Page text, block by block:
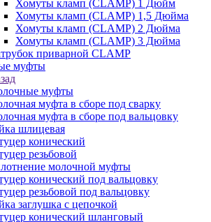
Хомуты кламп (CLAMP) 1 Дюйм
Хомуты кламп (CLAMP) 1,5 Дюйма
Хомуты кламп (CLAMP) 2 Дюйма
Хомуты кламп (CLAMP) 3 Дюйма
приварной CLAMP
муфты
муфты
муфта в сборе под сварку
муфта в сборе под вальцовку
шлицевая
конический
резьбовой
молочной муфты
конический под вальцовку
резьбовой под вальцовку
заглушка с цепочкой
конический шланговый